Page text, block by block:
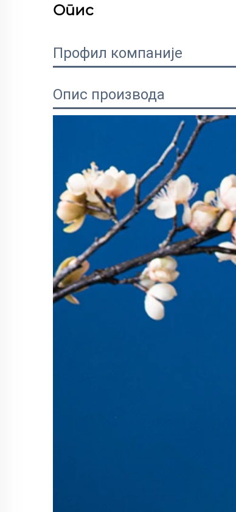
Опис
Профил компаније
Опис производа